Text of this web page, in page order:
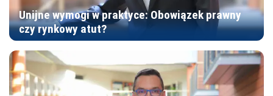
Unijne wymogi w praktyce: Obowiązek prawny
czy rynkowy atut?